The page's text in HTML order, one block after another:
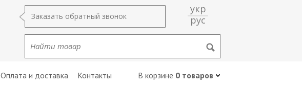
Заказать обратный звонок
укр
рус
Оплата и доставка Контакты В корзине 0 товаров